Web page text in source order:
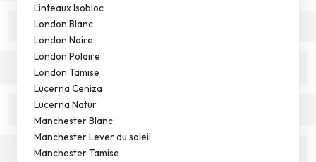
Linteaux Isobloc
London Blanc
London Noire
London Polaire
London Tamise
Lucerna Ceniza
Lucerna Natur
Manchester Blanc
Manchester Lever du soleil
Manchester Tamise